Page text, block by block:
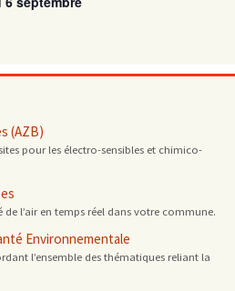
(AZB)
pour les électro-sensibles et chimico-
de l’air en temps réel dans votre commune.
Environnementale
l’ensemble des thématiques reliant la